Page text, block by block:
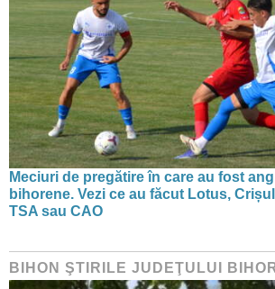
Meciuri de pregătire în care au fost
bihorene. Vezi ce au făcut Lotus,
TSA sau CAO
BIHON ŞTIRILE JUDEŢULUI